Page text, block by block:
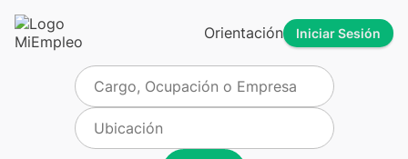
Orientación Iniciar Sesión